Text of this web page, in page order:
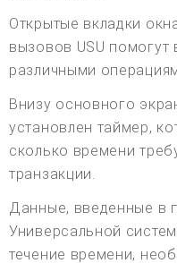
Открытые вкладки
вызовов USU
различными
Внизу основного
установлен таймер,
сколько времени
транзакции.
Данные, введенные в
Универсальной
течение времени,